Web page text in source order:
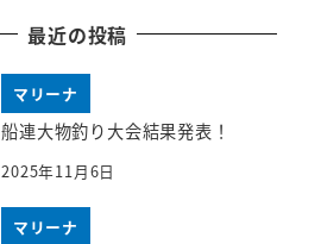
最近の投稿
マリーナ
船連大物釣り大会結果発表！
2025年11月6日
マリーナ